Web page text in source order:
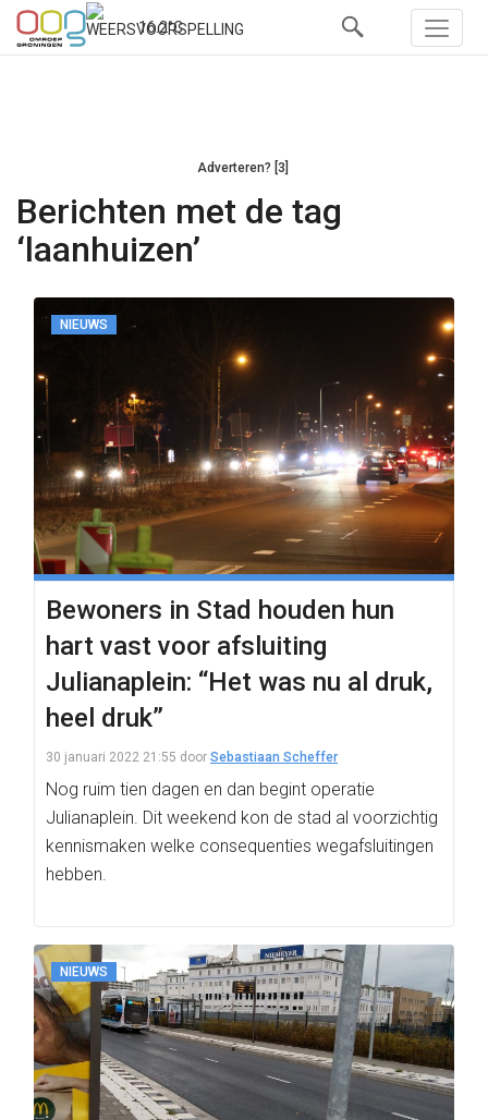
16.2°C
Adverteren? [3]
Berichten met de tag
‘laanhuizen’
NIEUWS
Bewoners in Stad houden hun
hart vast voor afsluiting
Julianaplein: “Het was nu al druk,
heel druk”
30 januari 2022 21:55 door Sebastiaan Scheffer
Nog ruim tien dagen en dan begint operatie
Julianaplein. Dit weekend kon de stad al voorzichtig
kennismaken welke consequenties wegafsluitingen
hebben.
NIEUWS